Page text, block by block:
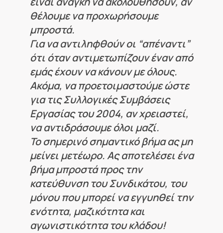
θέλουμε να προχωρήσουμε
μπροστά.
Για να αντιληφθούν οι “απέναντι”
ότι όταν αντιμετωπίζουν έναν από
εμάς έχουν να κάνουν με όλους.
Ακόμα, να προετοιμαστούμε ώστε
για τις Συλλογικές Συμβάσεις
Εργασίας του 2004, αν χρειαστεί,
να αντιδράσουμε όλοι μαζί.
Το σημερινό σημαντικό βήμα ας μη
μείνει μετέωρο. Ας αποτελέσει ένα
βήμα μπροστά προς την
κατεύθυνση του Συνδικάτου, του
μόνου που μπορεί να εγγυηθεί την
ενότητα, μαζικότητα και
αγωνιστικότητα του κλάδου!